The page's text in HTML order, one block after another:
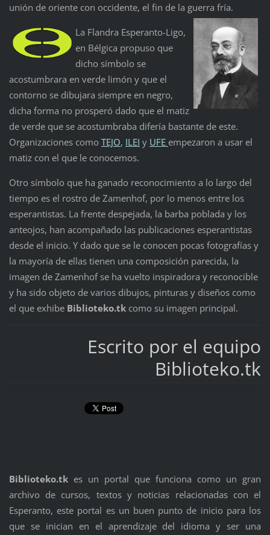
unión de oriente con occidente, el fin de la guerra fría.
La Flandra Esperanto-Ligo,
en Bélgica propuso que
dicho símbolo se
acostumbrara en verde limón y que el
contorno se dibujara siempre en negro,
dicha forma no prosperó dado que el matiz
de verde que se acostumbraba difería bastante de este.
Organizaciones como TEJO, ILEI y UFE empezaron a usar el
matiz con el que le conocemos.
Otro símbolo que ha ganado reconocimiento a lo largo del
tiempo es el rostro de Zamenhof, por lo menos entre los
esperantistas. La frente despejada, la barba poblada y los
anteojos, han acompañado las publicaciones esperantistas
desde el inicio. Y dado que se le conocen pocas fotografías y
la mayoría de ellas tienen una composición parecida, la
imagen de Zamenhof se ha vuelto inspiradora y reconocible
y ha sido objeto de varios dibujos, pinturas y diseños como
el que exhibe Biblioteko.tkcomo su imagen principal.
Escrito por el equipo
Biblioteko.tk
Biblioteko.tk es un portal que funciona como un gran
archivo de cursos, textos y noticias relacionadas con el
Esperanto, este portal es un buen punto de inicio para los
que se inician en el aprendizaje del idioma y ser una